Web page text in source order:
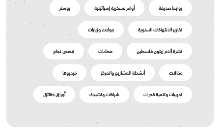
روابط صديقة أوامر عسكرية إسرائيلية بوستر
تقارير الانتهاكات السنوية جولات وزيارات
نشرة آلام زيتون فلسطين عطاءات قصص نجاح
مقالات أنشطة المشاريع والمركز فيديوها
تدريبات وتنمية قدرات شراكات وتشبيك أوراق حقائق